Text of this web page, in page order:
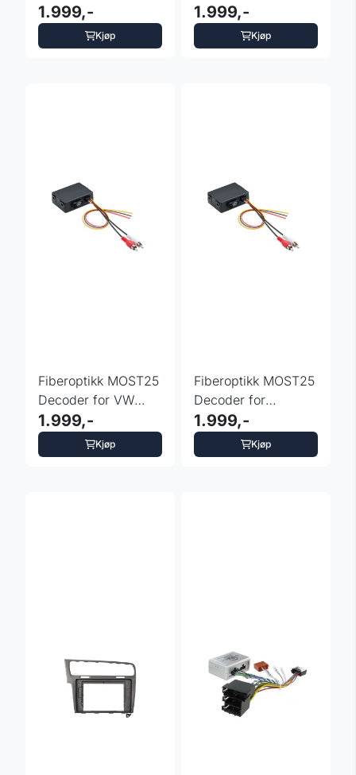
Rover / Sport
1.999,-
Kjøp
Land Rover
Freelander
1.999,-
Kjøp
Fiberoptikk MOST25
Decoder for VW
Touareg
1.999,-
Kjøp
Fiberoptikk MOST25
Decoder for
Mercedes R-Class
1.999,-
Kjøp